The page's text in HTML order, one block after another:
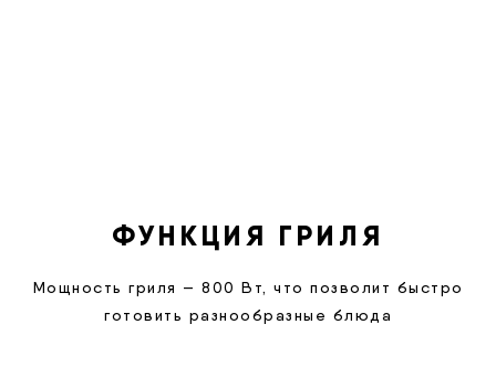
ФУНКЦИЯ ГРИЛЯ
Мощность гриля — 800 Вт, что позволит быстро
готовить разнообразные блюда